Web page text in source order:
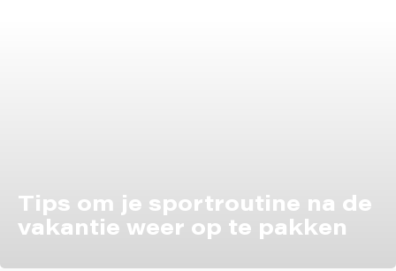
Tips om je sportroutine na de
vakantie weer op te pakken